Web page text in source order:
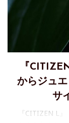
『
からジュ
サ
『CITIZEN L